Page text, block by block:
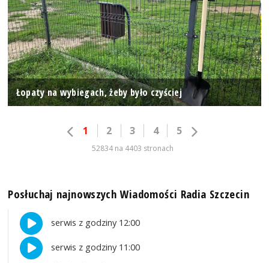
Łopaty na wybiegach, żeby było czyściej
1 2 3 4 5
52834 na 4403 stronach
Posłuchaj najnowszych Wiadomości Radia Szczecin
serwis z godziny 12:00
serwis z godziny 11:00